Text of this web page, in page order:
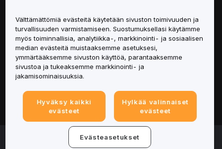
Palvelut
Tuki
Tuotteet
Lakiasiat
© 2025-2026 Bybit.eu. All rights reserved.
Välttämättömiä evästeitä käytetään sivuston toimivuuden ja
turvallisuuden varmistamiseen. Suostumuksellasi käytämme
myös toiminnallisia, analytiikka-, markkinointi- ja sosiaalisen
median evästeitä muistaaksemme asetuksesi,
ymmärtääksemme sivuston käyttöä, parantaaksemme
sivustoa ja tukeaksemme markkinointi- ja
jakamisominaisuuksia.
Hyväksy kaikki
evästeet
Hylkää valinnaiset
evästeet
Evästeasetukset